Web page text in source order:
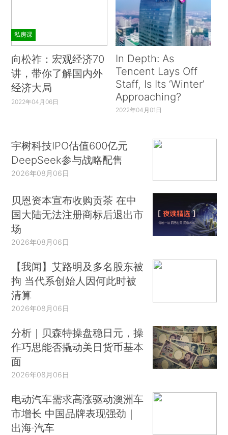
私房课
向松祚：宏观经济70
讲，带你了解国内外
经济大局
2022年04月06日
In Depth: As
Tencent Lays Off
Staff, Is Its ‘Winter’
Approaching?
2022年04月01日
宇树科技IPO估值600亿元
DeepSeek参与战略配售
2026年08月06日
贝恩资本宣布收购贡茶 在中
国大陆无法注册商标后退出市
场
2026年08月06日
【我闻】艾路明及多名股东被
拘 当代系创始人因何此时被
清算
2026年08月06日
分析｜贝森特操盘稳日元，操
作巧思能否撬动美日货币基本
面
2026年08月06日
电动汽车需求高涨驱动澳洲车
市增长 中国品牌表现强劲｜
出海·汽车